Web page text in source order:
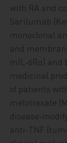
with RA and
Sarilumab
monoclonal
and
mIL‑6Rα)
medicinal
of patients
metotrexate
anti‑TNF